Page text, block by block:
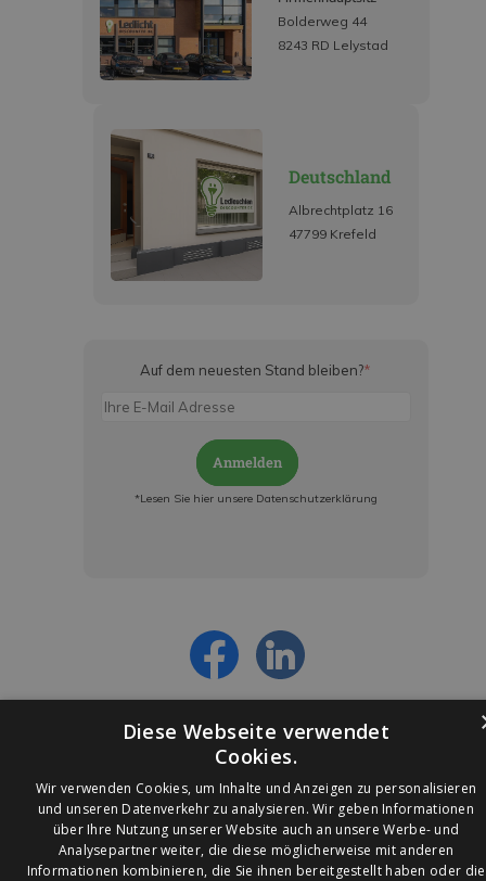
Bolderweg 44
8243 RD Lelystad
Deutschland
Albrechtplatz 16
47799 Krefeld
Auf dem neuesten Stand bleiben?*
Anmelden
*Lesen Sie hier unsere Datenschutzerklärung
© 2026 Ledleuchtendiscounter.de
Diese Webseite verwendet
Cookies.
Wir verwenden Cookies, um Inhalte und Anzeigen zu personalisieren
und unseren Datenverkehr zu analysieren. Wir geben Informationen
über Ihre Nutzung unserer Website auch an unsere Werbe- und
Analysepartner weiter, die diese möglicherweise mit anderen
Informationen kombinieren, die Sie ihnen bereitgestellt haben oder die